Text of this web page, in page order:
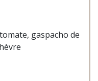
gaspacho de